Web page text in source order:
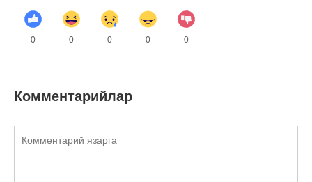
0 0 0 0 0
Комментарийлар